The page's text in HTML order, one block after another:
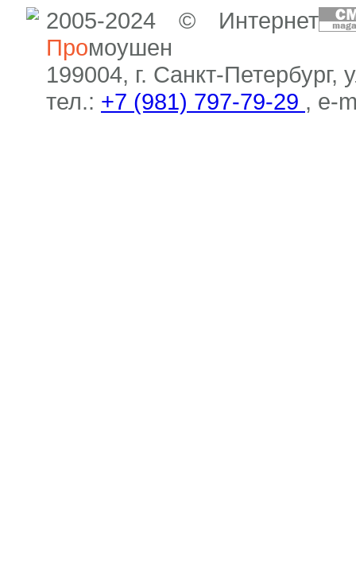
2005-2024 © Интернет
Промоушен
199004, г. Санкт-Петербург,
тел.: +7 (981) 797-79-29 , e-